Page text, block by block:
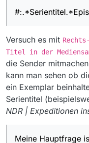
durch: .*
in MV
Versuch es mit
Titel in der
die Sender
kann man sehen ob
ein Exemplar
Serientitel
NDR | Expeditionen
Meine Hauptfrage